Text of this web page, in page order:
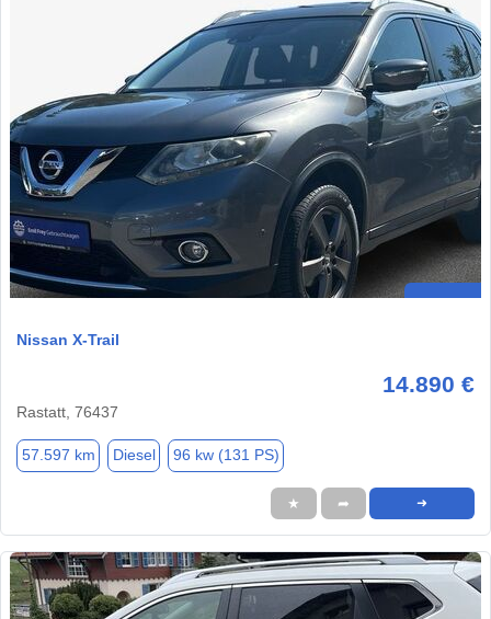
Nissan X-Trail
14.890 €
Rastatt, 76437
57.597 km Diesel 96 kw (131 PS)
★ ➦ ➜